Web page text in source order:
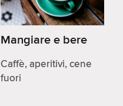
Mangiare e bere
Caffè, aperitivi, cene
fuori